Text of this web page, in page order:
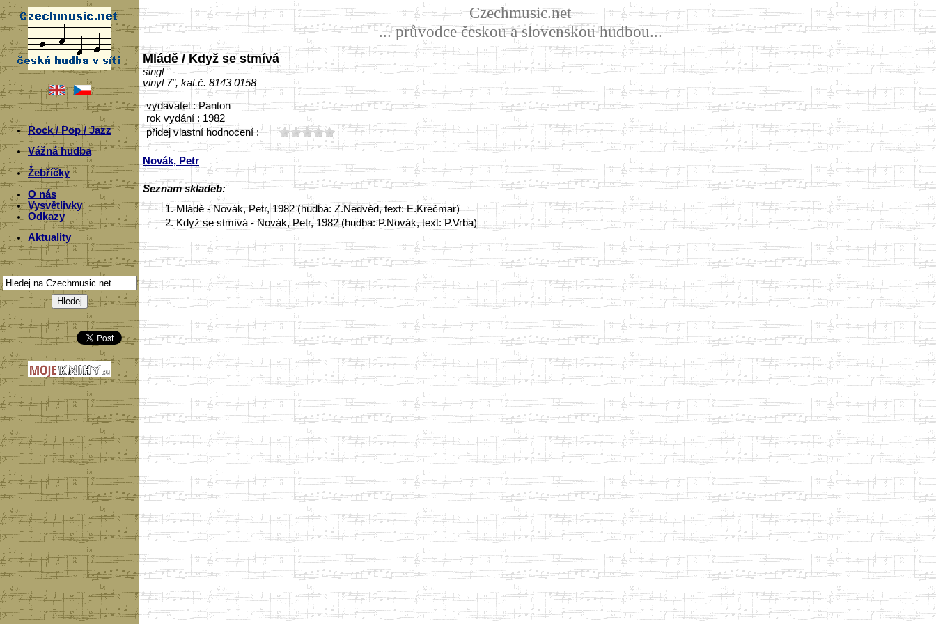
Rock / Pop / Jazz
Vážná hudba
Žebříčky
O nás
Vysvětlivky
Odkazy
Aktuality
Czechmusic.net
... průvodce českou a slovenskou hudbou...
Mládě / Když se stmívá
singl
vinyl 7", kat.č. 8143 0158
vydavatel : Panton
rok vydání : 1982
přidej vlastní hodnocení :
Novák, Petr
Seznam skladeb:
1. Mládě - Novák, Petr, 1982 (hudba: Z.Nedvěd, text: E.Krečmar)
2. Když se stmívá - Novák, Petr, 1982 (hudba: P.Novák, text: P.Vrba)